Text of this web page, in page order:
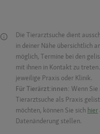
Die Tierarztsuche dient
in deiner Nähe übersichtlich
möglich, Termine bei den
mit ihnen in Kontakt zu
jeweilige Praxis oder Klinik.
Für Tierärzt:innen: Wenn
Tierarztsuche als Praxis
möchten, können Sie sich hier
Datenänderung stellen.